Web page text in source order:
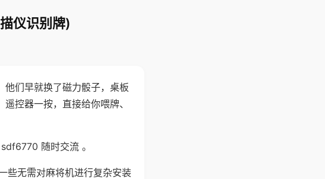
仪识别牌)
他们早就换了磁力骰子，桌板
控器一按，直接给你喂牌、
随时交流 。
些无需对麻将机进行复杂安装